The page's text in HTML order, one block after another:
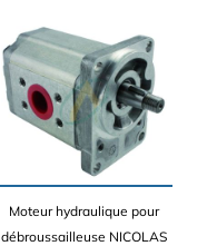
Moteur hydraulique pour
débroussailleuse NICOLAS